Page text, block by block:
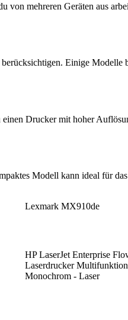
mehreren Geräten aus
Einige Modelle
Drucker mit hoher
Modell kann ideal für
Lexmark MX910de
HP LaserJet Enterprise
Laserdrucker
Monochrom - Laser